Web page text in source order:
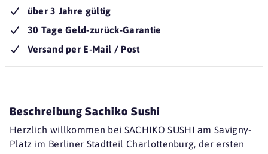
über 3 Jahre gültig
30 Tage Geld-zurück-Garantie
Versand per E-Mail / Post
Beschreibung Sachiko Sushi
Herzlich willkommen bei SACHIKO SUSHI am Savigny-
Platz im Berliner Stadtteil Charlottenburg, der ersten